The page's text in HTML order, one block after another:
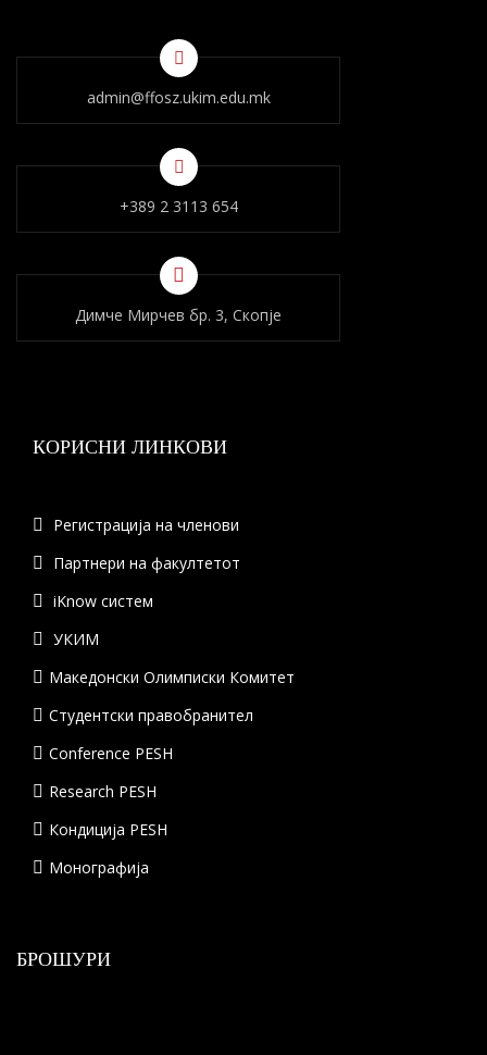
admin@ffosz.ukim.edu.mk
+389 2 3113 654
Димче Мирчев бр. 3, Скопје
КОРИСНИ ЛИНКОВИ
Регистрација на членови
Партнери на факултетот
iKnow систем
УКИМ
Македонски Олимписки Комитет
Студентски правобранител
Conference PESH
Research PESH
Кондиција PESH
Монографија
БРОШУРИ